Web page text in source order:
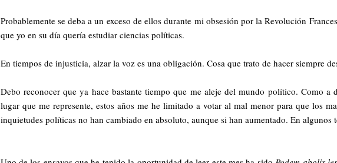
Probablemente se deba a un exceso de ellos durante mi obsesión por la Revolución
que yo en su día quería estudiar ciencias políticas.
En tiempos de injusticia, alzar la voz es una obligación. Cosa que trato de hacer siempre
Debo reconocer que ya hace bastante tiempo que me aleje del mundo político. Como
lugar que me represente, estos años me he limitado a votar al mal menor para que los
inquietudes políticas no han cambiado en absoluto, aunque si han aumentado. En